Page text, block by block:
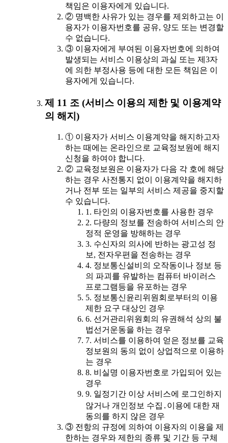
책임은 이용자에게 있습니다.
② 명백한 사유가 있는 경우를 제외하고는 이
용자가 이용자번호를 공유, 양도 또는 변경할
수 없습니다.
③ 이용자에게 부여된 이용자번호에 의하여
발생되는 서비스 이용상의 과실 또는 제3자
에 의한 부정사용 등에 대한 모든 책임은 이
용자에게 있습니다.
제 11 조 (서비스 이용의 제한 및 이용계약
의 해지)
① 이용자가 서비스 이용계약을 해지하고자
하는 때에는 온라인으로 교육정보원에 해지
신청을 하여야 합니다.
② 교육정보원은 이용자가 다음 각 호에 해당
하는 경우 사전통지 없이 이용계약을 해지하
거나 전부 또는 일부의 서비스 제공을 중지할
수 있습니다.
1. 타인의 이용자번호를 사용한 경우
2. 다량의 정보를 전송하여 서비스의 안
정적 운영을 방해하는 경우
3. 수신자의 의사에 반하는 광고성 정
보, 전자우편을 전송하는 경우
4. 정보통신설비의 오작동이나 정보 등
의 파괴를 유발하는 컴퓨터 바이러스
프로그램등을 유포하는 경우
5. 정보통신윤리위원회로부터의 이용
제한 요구 대상인 경우
6. 선거관리위원회의 유권해석 상의 불
법선거운동을 하는 경우
7. 서비스를 이용하여 얻은 정보를 교육
정보원의 동의 없이 상업적으로 이용하
는 경우
8. 비실명 이용자번호로 가입되어 있는
경우
9. 일정기간 이상 서비스에 로그인하지
않거나 개인정보 수집․이용에 대한 재
동의를 하지 않은 경우
③ 전항의 규정에 의하여 이용자의 이용을 제
한하는 경우와 제한의 종류 및 기간 등 구체